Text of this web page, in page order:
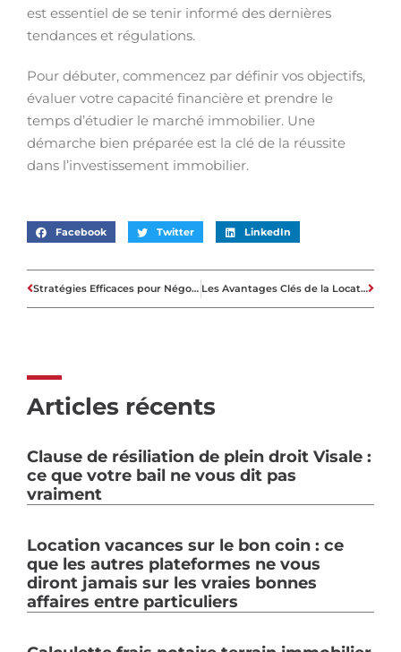
est essentiel de se tenir informé des dernières
tendances et régulations.
Pour débuter, commencez par définir vos objectifs,
évaluer votre capacité financière et prendre le
temps d’étudier le marché immobilier. Une
démarche bien préparée est la clé de la réussite
dans l’investissement immobilier.
Facebook Twitter LinkedIn
Stratégies Efficaces pour Négocier le Prix d’une Maison dans le Secteur Immobilier Les Avantages Clés de la Location Immobilière
Articles récents
Clause de résiliation de plein droit Visale :
ce que votre bail ne vous dit pas
vraiment
Location vacances sur le bon coin : ce
que les autres plateformes ne vous
diront jamais sur les vraies bonnes
affaires entre particuliers